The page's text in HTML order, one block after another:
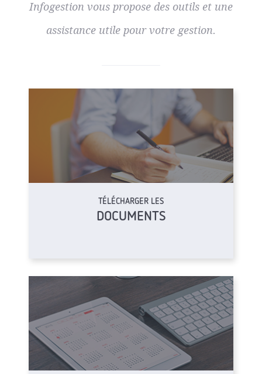
Infogestion vous propose des outils et une
assistance utile pour votre gestion.
TÉLÉCHARGER LES
DOCUMENTS